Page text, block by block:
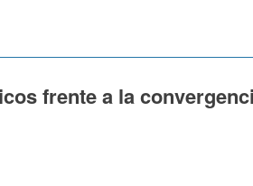
frente a la